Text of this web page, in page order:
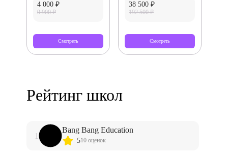
4 000 ₽
9 900 ₽
Смотреть
38 500 ₽
192 500 ₽
Смотреть
Рейтинг школ
1
Bang Bang Education
510 оценок